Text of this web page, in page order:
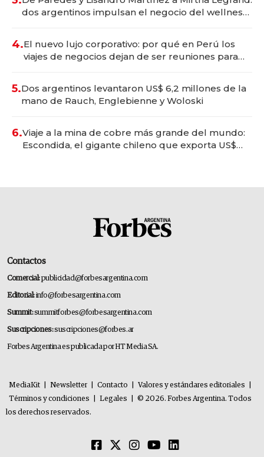
dos argentinos impulsan el negocio del wellness
4.El nuevo lujo corporativo: por qué en Perú los
viajes de negocios dejan de ser reuniones para
5.Dos argentinos levantaron US$ 6,2 millones de la
mano de Rauch, Englebienne y Woloski
6.Viaje a la mina de cobre más grande del mundo:
Escondida, el gigante chileno que exporta US$
Contactos
Comercial:publicidad@forbesargentina.com
Editorial:info@forbesargentina.com
Summit:summitforbes@forbesargentina.com
Suscripciones:suscripciones@forbes.ar
Forbes Argentina es publicada por HT Media SA.
MediaKit Newsletter Contacto Valores y estándares editoriales
Términos y condiciones
Legales
© 2026. Forbes Argentina. Todos
los derechos reservados.